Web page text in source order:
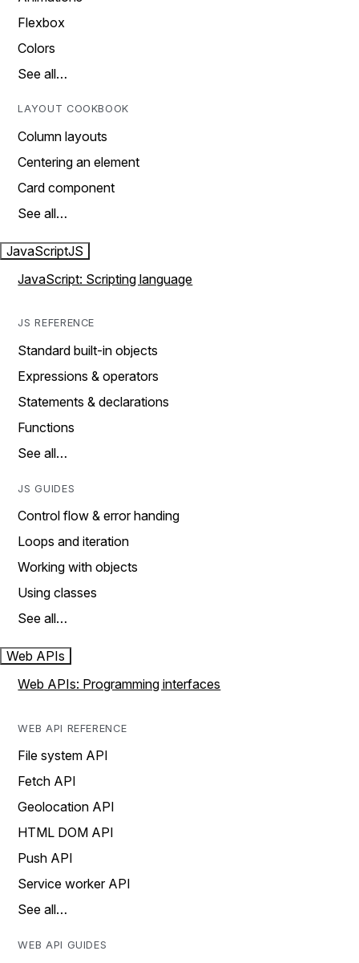
Flexbox
Colors
See all…
LAYOUT COOKBOOK
Column layouts
Centering an element
Card component
See all…
JavaScriptJS
JavaScript: Scripting language
JS REFERENCE
Standard built-in objects
Expressions & operators
Statements & declarations
Functions
See all…
JS GUIDES
Control flow & error handing
Loops and iteration
Working with objects
Using classes
See all…
Web APIs
Web APIs: Programming interfaces
WEB API REFERENCE
File system API
Fetch API
Geolocation API
HTML DOM API
Push API
Service worker API
See all…
WEB API GUIDES